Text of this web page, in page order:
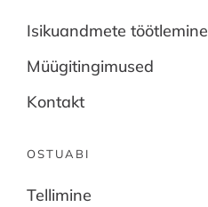
Isikuandmete töötlemine
Müügitingimused
Kontakt
OSTUABI
Tellimine